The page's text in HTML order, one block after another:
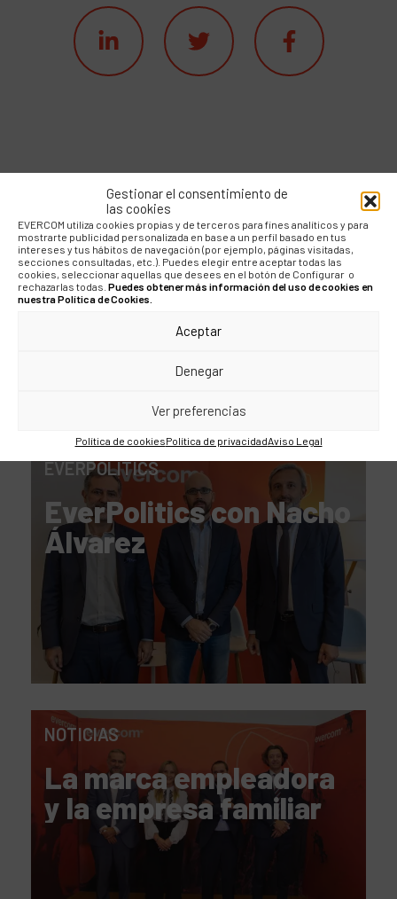
Gestionar el consentimiento de
las cookies
EVERCOM utiliza cookies propias y de terceros para fines analíticos y para
mostrarte publicidad personalizada en base a un perfil basado en tus
intereses y tus hábitos de navegación (por ejemplo, páginas visitadas,
secciones consultadas, etc.). Puedes elegir entre aceptar todas las
cookies, seleccionar aquellas que desees en el botón de Configurar o
rechazarlas todas. Puedes obtener más información del uso de cookies en
nuestra Política de Cookies.
Aceptar
Denegar
Ver preferencias
Política de cookiesPolítica de privacidadAviso Legal
INFORMES
Acceso abierto:
papers, estudios e
informes 2026
EVERPOLITICS
EverPolitics con Nacho
Álvarez
NOTICIAS
La marca empleadora
y la empresa familiar